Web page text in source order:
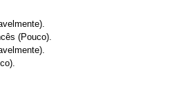
(Pouco).